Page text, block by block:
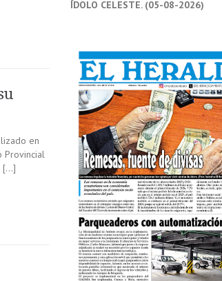
en
Provincial
[…]
ÍDOLO CELESTE. (05-08-2026)